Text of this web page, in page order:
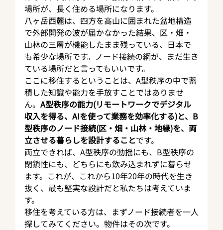
場所が、長く住める場所になります。
八ヶ岳西麓は、四方を高山に囲まれた盆地構造
で外部開発の波が届かなかった結果、区・畑・
山林の三層が機能したまま残っている、日本で
も希少な場所です。ノード接続の網が、まだ生き
ている場所だと言ってもいいです。
ここに移住するということは、A型秩序の中で蓄
積した知識や能力を手放すことではありませ
ん。 A型秩序の能力(リモートワークでデジタル
収入を得る、AIを使って業務を効率化する)と、B
型秩序のノード接続(区・畑・山林・地縁)を、両
立させる暮らしを設計することです。
両立できれば、A型秩序の動揺にも、B型秩序の
閉鎖性にも、どちらにも飲み込まれずに暮らせ
ます。これが、これから10年20年の時代を生き
抜く、最も堅実な設計だと私たちは考えていま
す。
移住を考えている方は、まずノード接続者を一人
探してみてください。物件はその次です。